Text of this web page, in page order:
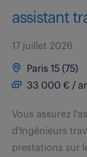
assistant
17 juillet 2026
Paris 15 (75)
33 000 € /
Vous assurez
d'Ingénieurs
prestations sur